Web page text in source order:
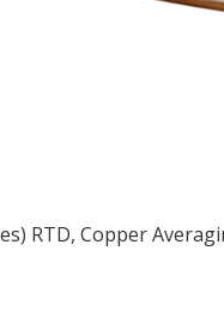
RTD, Copper